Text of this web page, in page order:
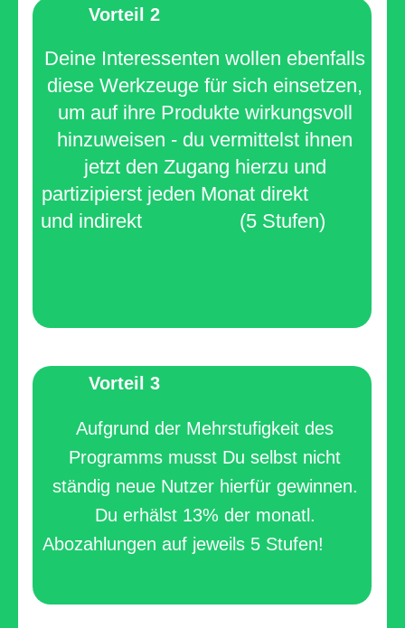
Vorteil 2
Deine Interessenten wollen ebenfalls
diese Werkzeuge für sich einsetzen,
um auf ihre Produkte wirkungsvoll
hinzuweisen - du vermittelst ihnen
jetzt den Zugang hierzu und
partizipierst jeden Monat direkt
und indirekt
(5 Stufen)
Vorteil 3
Aufgrund der Mehrstufigkeit des
Programms musst Du selbst nicht
ständig neue Nutzer hierfür gewinnen.
Du erhälst 13% der monatl.
Abozahlungen auf jeweils 5 Stufen!